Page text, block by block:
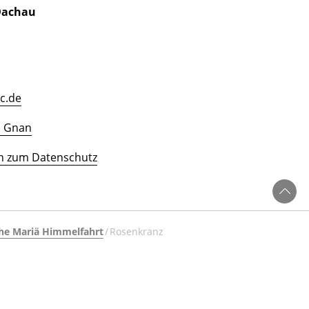
zum Datenschutz
Mariä Himmelfahrt Rosenkranz